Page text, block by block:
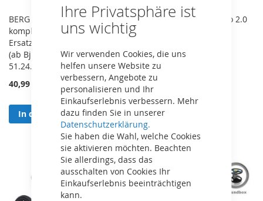
Ihre Privatsphäre ist
uns wichtig
Wir verwenden Cookies, die uns
helfen unsere Website zu
verbessern, Angebote zu
personalisieren und Ihr
Einkaufserlebnis verbessern. Mehr
dazu finden Sie in unserer
Datenschutzerklärung.
Sie haben die Wahl, welche Cookies
sie aktivieren möchten. Beachten
Sie allerdings, dass das
ausschalten von Cookies Ihr
Einkaufserlebnis beeinträchtigen
kann.
BERG Buddy 2.0 Hinterachse
komplett + Zahnrad -
Ersatzteil für alle Buddy 2.0
(ab Bj. 2021) Gokarts
51.24.20.34
40,99 €
In den Warenkorb
BERG Buddy Choppy Neo 2.0
BFR Pedal Gokart Trike
279,00 €
In den Warenkorb